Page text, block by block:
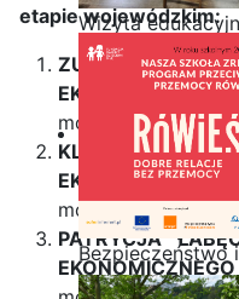
Wizyta
Śledczym w
Bezpieczeństwo
uczniów - nasz
etapie wojewódzkim:
ZUZANNA
EKONOMICZNEGO
możliwych do
KLAUDIA
EKONOMICZNEGO
możliwych do
PATRYCJA
EKONOMICZNEGO